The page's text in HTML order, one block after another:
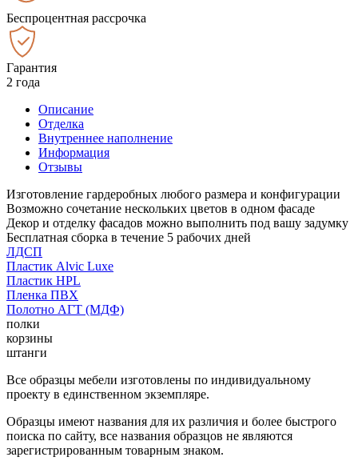
Беспроцентная рассрочка
Гарантия
2 года
Описание
Отделка
Внутреннее наполнение
Информация
Отзывы
Изготовление гардеробных любого размера и конфигурации
Возможно сочетание нескольких цветов в одном фасаде
Декор и отделку фасадов можно выполнить под вашу задумку
Бесплатная сборка в течение 5 рабочих дней
ЛДСП
Пластик Alvic Luxe
Пластик HPL
Пленка ПВХ
Полотно АГТ (МДФ)
полки
корзины
штанги
Все образцы мебели изготовлены по индивидуальному
проекту в единственном экземпляре.
Образцы имеют названия для их различия и более быстрого
поиска по сайту, все названия образцов не являются
зарегистрированным товарным знаком.